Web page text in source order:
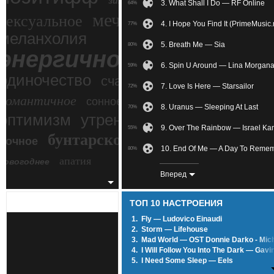
мечтательное
счастье
сонное
утреннее злость
бунтарское
беспокойное
апатия
64% 3. What Shall I Do — RF Online
77% 4. I Hope You Find It
80% 5. Breath Me — Sia
59% 6. Spin U Around — Lina Morgana
72% 7. Love Is Here — Starsailor
70% 8. Uranus — Sleeping At Last
55% 9. Over The Rainbow — Israel
80% 10. End Of Me — A Day To
11. Hey — The Pixies
75% 12.
88% 14. Matilda — ∆
85% 15. Inochi No Arikata — Kanno
Вперед
ТОП 10 НАСТРОЕНИЯ
1. Fly — Ludovico Einaudi
2. Storm — Lifehouse
3. Mad World — OST Donnie Darko -
4.
I Will Follow You Into The Dark —
5.
I Need Some Sleep — Eels